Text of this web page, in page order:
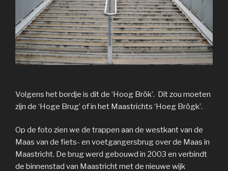
Volgens het bordje is dit de ‘Hoog Brök’. Dit zou moeten
zijn de ‘Hoge Brug’ of in het Maastrichts ‘Hoeg Brögk’.
Op de foto zien we de trappen aan de westkant van de
Maas van de fiets- en voetgangersbrug over de Maas in
Maastricht. De brug werd gebouwd in 2003 en verbindt
de binnenstad van Maastricht met de nieuwe wijk